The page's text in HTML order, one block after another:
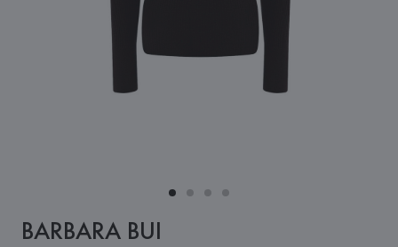
BARBARA BUI